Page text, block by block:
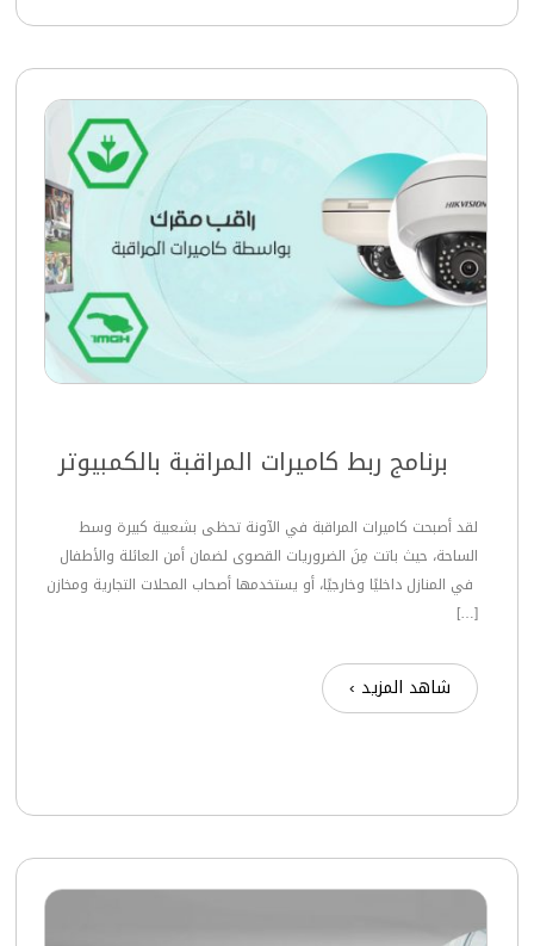
برنامج ربط كاميرات المراقبة بالكمبيوتر
لقد أصبحت كاميرات المراقبة في الآونة تحظى بشعبية كبيرة وسط
الساحة، حيث باتت مِنَ الضروريات القصوى لضمان أمن العائلة والأطفال
في المنازل داخليًا وخارجيًا، أو يستخدمها أصحاب المحلات التجارية ومخازن
[…]
شاهد المزيد ›